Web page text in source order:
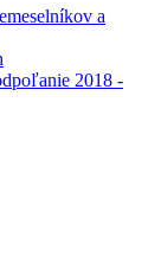
a
2018 -